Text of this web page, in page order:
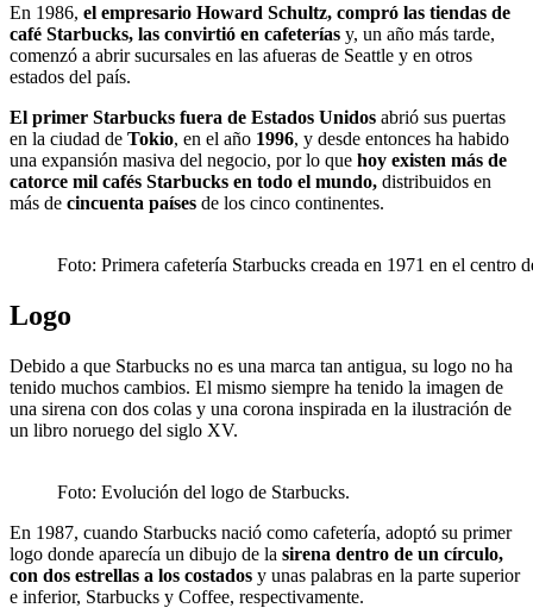
En 1986, el empresario Howard Schultz, compró las tiendas de
café Starbucks, las convirtió en cafeterías y, un año más tarde,
comenzó a abrir sucursales en las afueras de Seattle y en otros
estados del país.
El primer Starbucks fuera de Estados Unidos abrió sus puertas
en la ciudad de Tokio, en el año 1996, y desde entonces ha habido
una expansión masiva del negocio, por lo que hoy existen más de
catorce mil cafés Starbucks en todo el mundo, distribuidos en
más de cincuenta países de los cinco continentes.
Foto: Primera cafetería Starbucks creada en 1971 en el centro
Logo
Debido a que Starbucks no es una marca tan antigua, su logo no ha
tenido muchos cambios. El mismo siempre ha tenido la imagen de
una sirena con dos colas y una corona inspirada en la ilustración de
un libro noruego del siglo XV.
Foto: Evolución del logo de Starbucks.
En 1987, cuando Starbucks nació como cafetería, adoptó su primer
logo donde aparecía un dibujo de la sirena dentro de un círculo,
con dos estrellas a los costados y unas palabras en la parte superior
e inferior, Starbucks y Coffee, respectivamente.